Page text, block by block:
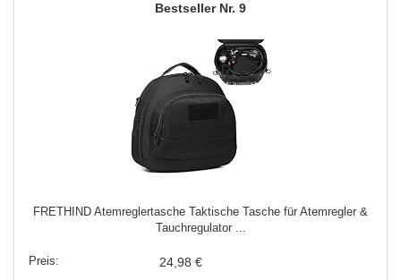
9
FRETHIND Atemreglertasche Taktische Tasche für Atemregler &
Tauchregulator ...
24,98 €